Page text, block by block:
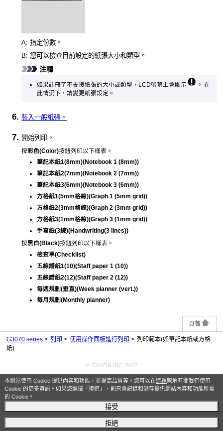
本網站使用 Cookie 提供內容和功能，並提高品質等。您可以在這裡瞭解有關我們使用
Cookie 的更多資訊。如果您選擇「拒絕」，則只會記錄和儲存提供網站內容和功能所需
的 Cookie。
接受
拒絕
A:指定份數。
B:您可以檢查目前設定的紙張大小和類型。
注釋
如果註冊了不支援紙張的大小或類型， LCD螢幕上會顯示 。 在
此情況下，請變更紙張設定。
裝入一般紙張。
開始列印。
按彩色(Color)按鈕列印以下樣表。
筆記本紙1(8mm)(Notebook 1 (8mm))
筆記本紙2(7mm)(Notebook 2 (7mm))
筆記本紙3(6mm)(Notebook 3 (6mm))
方格紙1(5mm格線)(Graph 1 (5mm grid))
方格紙2(3mm格線)(Graph 2 (3mm grid))
方格紙3(1mm格線)(Graph 3 (1mm grid))
手寫紙(3線)(Handwriting(3 lines))
按黑白(Black)按鈕列印以下樣表。
檢查單(Checklist)
五線譜紙1(10)(Staff paper 1 (10))
五線譜紙2(12)(Staff paper 2 (12))
每週規劃(垂直)(Week planner (vert.))
每月規劃 (Monthly planner)
頁首
G3070 series 列印 使用操作面板進行列印
列印範本(如筆記本紙或方格
紙)
© CANON INC. 2022